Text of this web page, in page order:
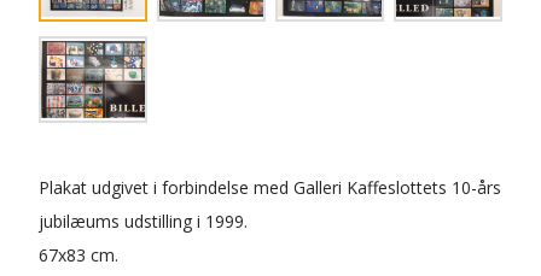
Plakat udgivet i forbindelse med Galleri Kaffeslottets 10-års
jubilæums udstilling i 1999.
67x83 cm.